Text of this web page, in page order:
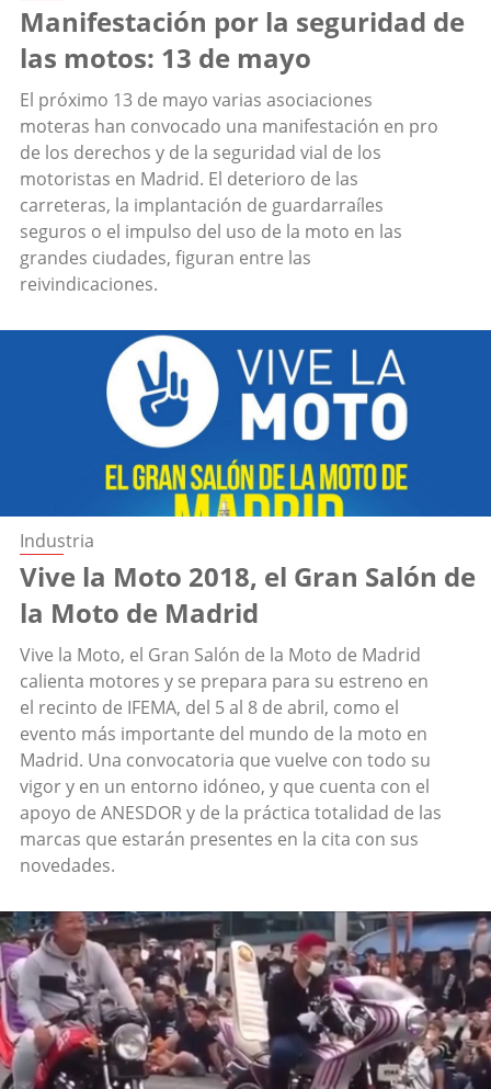
Manifestación por la seguridad de
las motos: 13 de mayo
El próximo 13 de mayo varias asociaciones
moteras han convocado una manifestación en pro
de los derechos y de la seguridad vial de los
motoristas en Madrid. El deterioro de las
carreteras, la implantación de guardarraíles
seguros o el impulso del uso de la moto en las
grandes ciudades, figuran entre las
reivindicaciones.
Industria
Vive la Moto 2018, el Gran Salón de
la Moto de Madrid
Vive la Moto, el Gran Salón de la Moto de Madrid
calienta motores y se prepara para su estreno en
el recinto de IFEMA, del 5 al 8 de abril, como el
evento más importante del mundo de la moto en
Madrid. Una convocatoria que vuelve con todo su
vigor y en un entorno idóneo, y que cuenta con el
apoyo de ANESDOR y de la práctica totalidad de las
marcas que estarán presentes en la cita con sus
novedades.